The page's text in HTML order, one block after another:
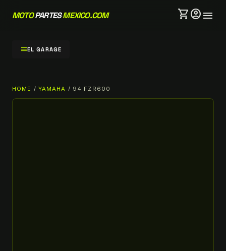
MOTOPARTESMEXICO.COM shopping_cartaccount_circlemenu
menuEL GARAGE
HOME / YAMAHA / 94 FZR600